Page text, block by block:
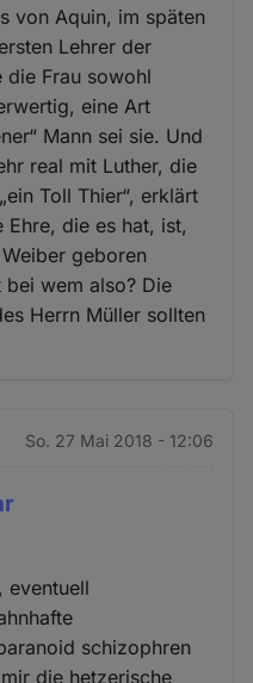
von Aquin, im späten
Lehrer der
die Frau sowohl
eine Art
Mann sei sie. Und
real mit Luther, die
Toll Thier“, erklärt
Ehre, die es hat, ist,
geboren
bei wem also? Die
Herrn Müller sollten
So. 27 Mai 2018 - 12:06
eventuell
schizophren
die hetzerische